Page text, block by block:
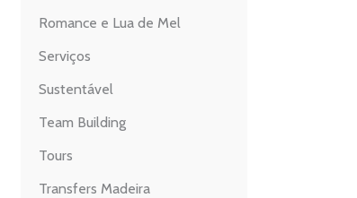
Romance e Lua de Mel
Serviços
Sustentável
Team Building
Tours
Transfers Madeira